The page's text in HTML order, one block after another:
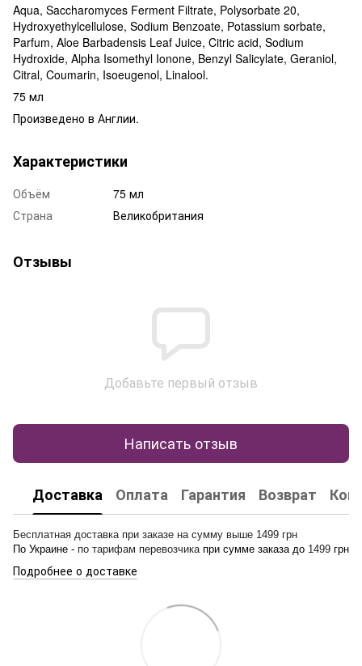
Aqua, Saccharomyces Ferment Filtrate, Polysorbate 20,
Hydroxyethylcellulose, Sodium Benzoate, Potassium sorbate,
Parfum, Aloe Barbadensis Leaf Juice, Citric acid, Sodium
Hydroxide, Alpha Isomethyl Ionone, Benzyl Salicylate, Geraniol,
Citral, Coumarin, Isoeugenol, Linalool.
75 мл
Произведено в Англии.
Характеристики
Объём
75 мл
Страна
Великобритания
Отзывы
Добавьте первый отзыв
Написать отзыв
Доставка Оплата Гарантия Возврат
Бесплатная доставка при заказе на сумму выше 1499 грн
По Украине - по тарифам перевозчика при сумме заказа до 1499 грн
Подробнее о доставке